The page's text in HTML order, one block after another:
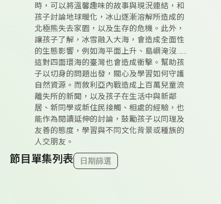
時，可以將溫馨趣味的故事與現況連結，和
孩子討論地球暖化，冰山逐漸溶解所造成的
北極熊失去家園，以及生存的危機。此外，
讓孩子了解，冰雪融入大海，會造成全面性
的生態影響，例如海平面上升、島嶼淹沒……
這對四面環海的臺灣也會造成衝擊。幫助孩
子以切身的問題出發，關心及學習如何守護
自然資源。而敘利亞內戰造成上百萬兒童流
離失所的新聞，以及孩子在生活中與新鄰
居、新同學或新住民接觸、相處的經驗，也
能作為閱讀延伸的討論，鼓勵孩子以同理及
友善的態度，學習與不同文化背景或種族的
人交朋友。
節目單集列表 日期篩選